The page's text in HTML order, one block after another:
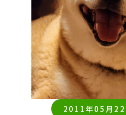
2011年05月22